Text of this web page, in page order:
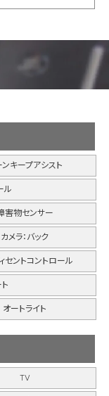
ル
ンキープアシスト
害物センサー
カメラ：バック
セントコントロール
オートライト
TV